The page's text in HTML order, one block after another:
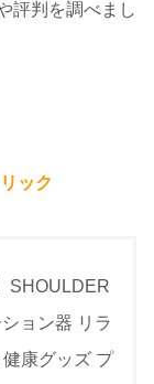
評判を調べまし
ック
SHOULDER
ョン器 リラ
康グッズ プ